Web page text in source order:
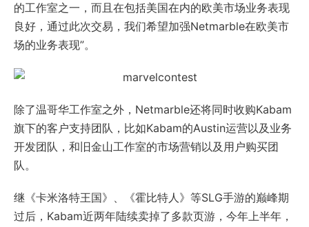
的工作室之一，而且在包括美国在内的欧美市场业务表现
良好，通过此次交易，我们希望加强Netmarble在欧美市
场的业务表现”。
除了温哥华工作室之外，Netmarble还将同时收购Kabam
旗下的客户支持团队，比如Kabam的Austin运营以及业务
开发团队，和旧金山工作室的市场营销以及用户购买团
队。
继《卡米洛特王国》、《霍比特人》等SLG手游的巅峰期
过后，Kabam近两年陆续卖掉了多款页游，今年上半年，